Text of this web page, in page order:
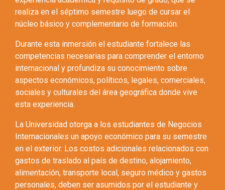
realiza en el séptimo semestre luego de cursar el
núcleo básico y complementario de formación.
Durante esta inmersión el estudiante fortalece las
competencias necesarias para comprender el entorno
internacional y profundiza su conocimiento sobre
aspectos económicos, políticos, legales, comerciales,
sociales y culturales del área geográfica donde vive
esta experiencia.
La Universidad otorga a los estudiantes de Negocios
Internacionales un apoyo económico para su semestre
en el exterior. Los costos adicionales relacionados con
gastos de traslado al país de destino, alojamiento,
alimentación, transporte local, seguro médico y gastos
personales, deben ser asumidos por el estudiante y